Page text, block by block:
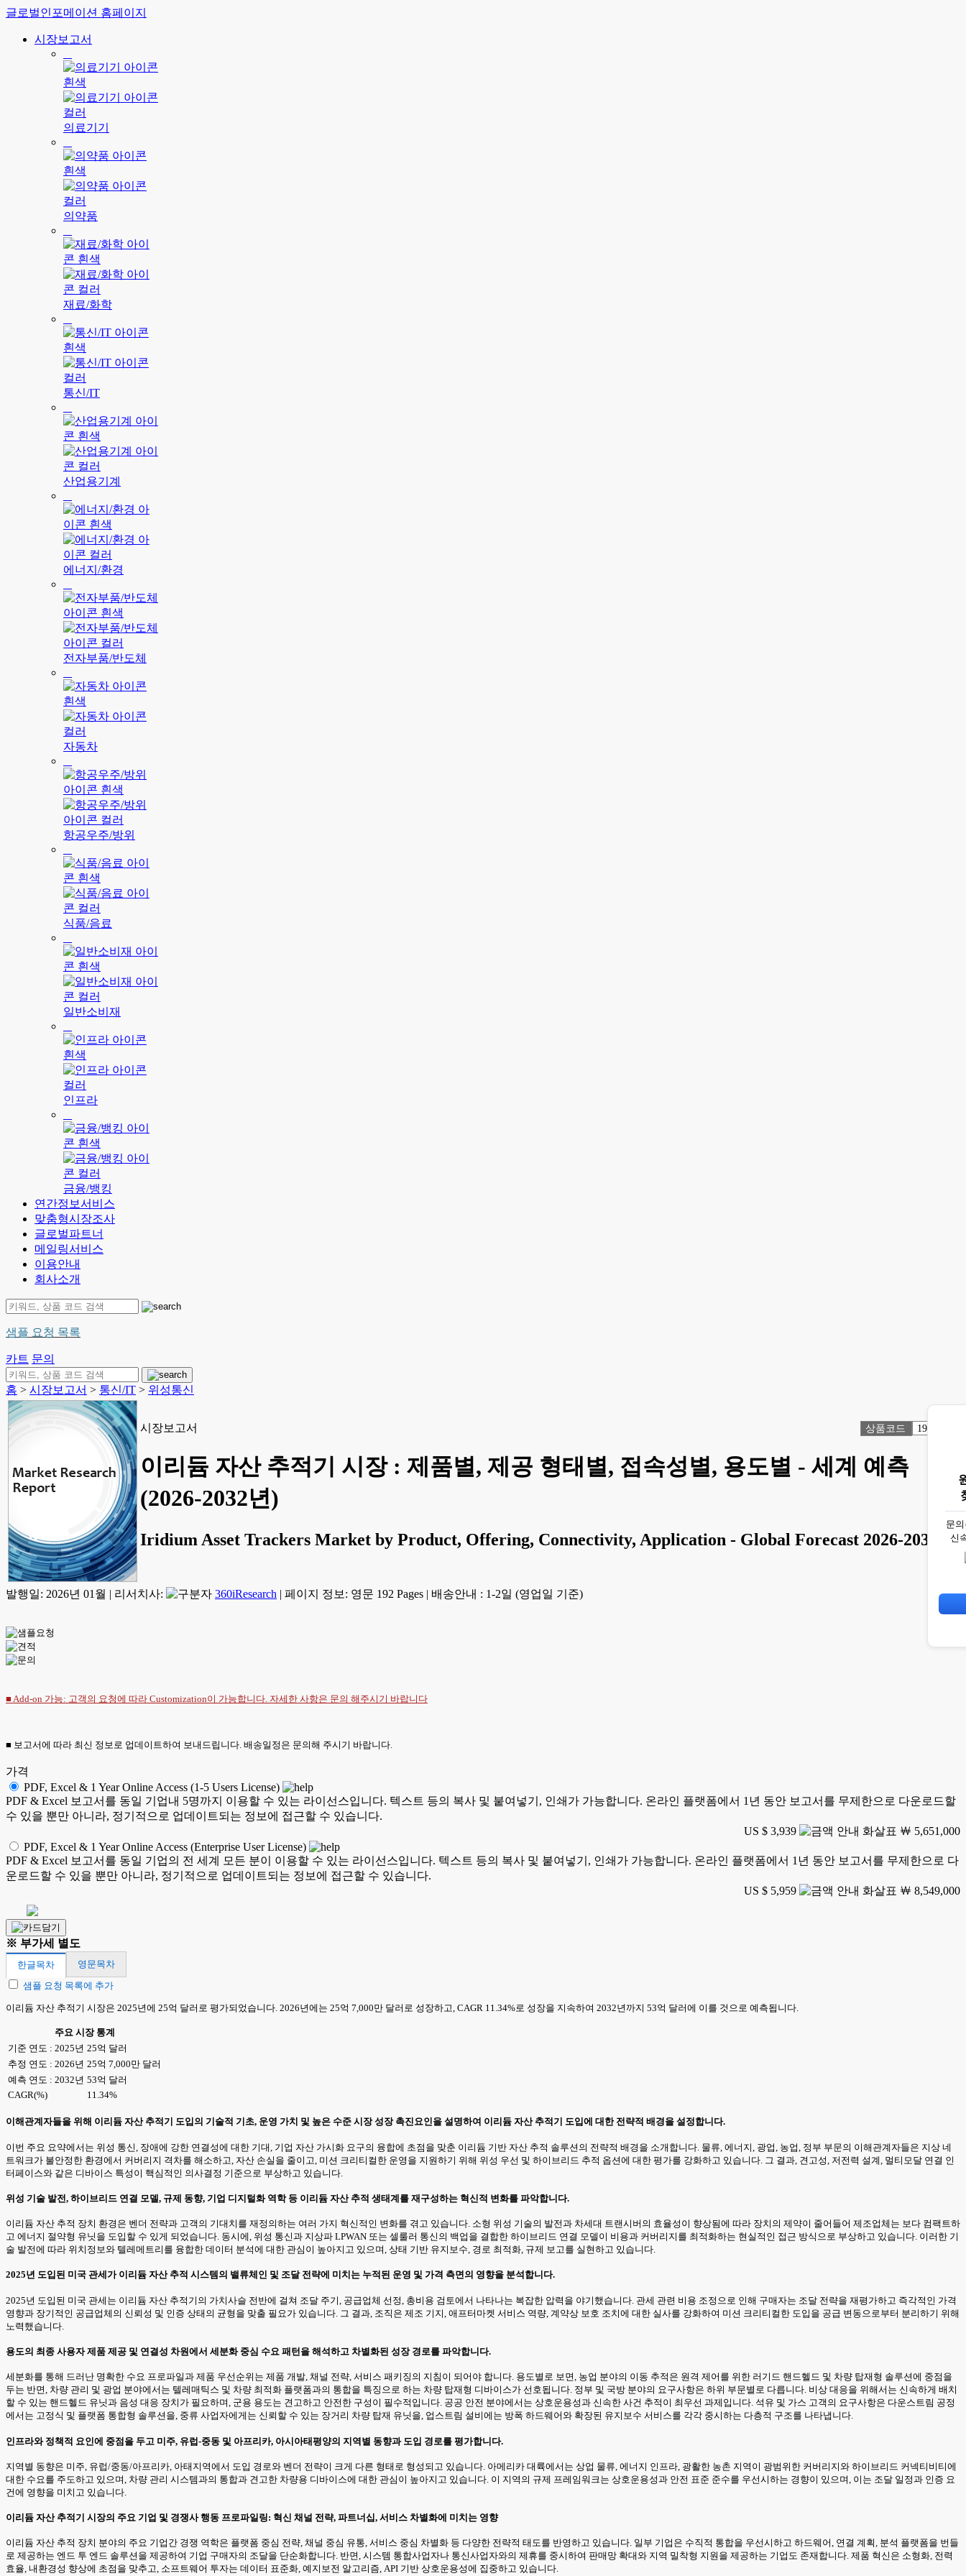
글로벌인포메이션 홈페이지
시장보고서
의료기기
의약품
재료/화학
통신/IT
산업용기계
에너지/환경
전자부품/반도체
자동차
항공우주/방위
식품/음료
일반소비재
인프라
금융/뱅킹
연간정보서비스
맞춤형시장조사
글로벌파트너
메일링서비스
이용안내
회사소개
샘플 요청 목록
카트 문의
홈 > 시장보고서 > 통신/IT > 위성통신
시장보고서 상품코드 1919494
이리듐 자산 추적기 시장 : 제품별, 제공 형태별, 접속성별, 용도별 - 세계 예측
(2026-2032년)
Iridium Asset Trackers Market by Product, Offering, Connectivity, Application - Global Forecast 2026-2032
발행일: 2026년 01월 | 리서치사: 360iResearch | 페이지 정보: 영문 192 Pages | 배송안내 : 1-2일 (영업일 기준)
■ Add-on 가능: 고객의 요청에 따라 Customization이 가능합니다. 자세한 사항은 문의 해주시기 바랍니다
■ 보고서에 따라 최신 정보로 업데이트하여 보내드립니다. 배송일정은 문의해 주시기 바랍니다.
가격
PDF, Excel & 1 Year Online Access (1-5 Users License)
PDF & Excel 보고서를 동일 기업내 5명까지 이용할 수 있는 라이선스입니다. 텍스트 등의 복사 및 붙여넣기, 인쇄가 가능합니다. 온라인 플랫폼에서 1년 동안 보고서를 무제한으로 다운로드할
수 있을 뿐만 아니라, 정기적으로 업데이트되는 정보에 접근할 수 있습니다.
US $ 3,939
￦ 5,651,000
PDF, Excel & 1 Year Online Access (Enterprise User License)
PDF & Excel 보고서를 동일 기업의 전 세계 모든 분이 이용할 수 있는 라이선스입니다. 텍스트 등의 복사 및 붙여넣기, 인쇄가 가능합니다. 온라인 플랫폼에서 1년 동안 보고서를 무제한으로 다
운로드할 수 있을 뿐만 아니라, 정기적으로 업데이트되는 정보에 접근할 수 있습니다.
US $ 5,959
￦ 8,549,000
※ 부가세 별도
한글목차
영문목차
샘플 요청 목록에 추가
이리듐 자산 추적기 시장은 2025년에 25억 달러로 평가되었습니다. 2026년에는 25억 7,000만 달러로 성장하고, CAGR 11.34%로 성장을 지속하여 2032년까지 53억 달러에 이를 것으로 예측됩니다.
주요 시장 통계
기준 연도 : 2025년 25억 달러
추정 연도 : 2026년 25억 7,000만 달러
예측 연도 : 2032년 53억 달러
CAGR(%)
11.34%
이해관계자들을 위해 이리듐 자산 추적기 도입의 기술적 기초, 운영 가치 및 높은 수준 시장 성장 촉진요인을 설명하여 이리듐 자산 추적기 도입에 대한 전략적 배경을 설정합니다.
이번 주요 요약에서는 위성 통신, 장애에 강한 연결성에 대한 기대, 기업 자산 가시화 요구의 융합에 초점을 맞춘 이리듐 기반 자산 추적 솔루션의 전략적 배경을 소개합니다. 물류, 에너지, 광업, 농업, 정부 부문의 이해관계자들은 지상 네
트워크가 불안정한 환경에서 커버리지 격차를 해소하고, 자산 손실을 줄이고, 미션 크리티컬한 운영을 지원하기 위해 위성 우선 및 하이브리드 추적 옵션에 대한 평가를 강화하고 있습니다. 그 결과, 견고성, 저전력 설계, 멀티모달 연결 인
터페이스와 같은 디바이스 특성이 핵심적인 의사결정 기준으로 부상하고 있습니다.
위성 기술 발전, 하이브리드 연결 모델, 규제 동향, 기업 디지털화 역학 등 이리듐 자산 추적 생태계를 재구성하는 혁신적 변화를 파악합니다.
이리듐 자산 추적 장치 환경은 벤더 전략과 고객의 기대치를 재정의하는 여러 가지 혁신적인 변화를 겪고 있습니다. 소형 위성 기술의 발전과 차세대 트랜시버의 효율성이 향상됨에 따라 장치의 제약이 줄어들어 제조업체는 보다 컴팩트하
고 에너지 절약형 유닛을 도입할 수 있게 되었습니다. 동시에, 위성 통신과 지상파 LPWAN 또는 셀룰러 통신의 백업을 결합한 하이브리드 연결 모델이 비용과 커버리지를 최적화하는 현실적인 접근 방식으로 부상하고 있습니다. 이러한 기
술 발전에 따라 위치정보와 텔레메트리를 융합한 데이터 분석에 대한 관심이 높아지고 있으며, 상태 기반 유지보수, 경로 최적화, 규제 보고를 실현하고 있습니다.
2025년 도입된 미국 관세가 이리듐 자산 추적 시스템의 밸류체인 및 조달 전략에 미치는 누적된 운영 및 가격 측면의 영향을 분석합니다.
2025년 도입된 미국 관세는 이리듐 자산 추적기의 가치사슬 전반에 걸쳐 조달 주기, 공급업체 선정, 총비용 검토에서 나타나는 복잡한 압력을 야기했습니다. 관세 관련 비용 조정으로 인해 구매자는 조달 전략을 재평가하고 즉각적인 가격
영향과 장기적인 공급업체의 신뢰성 및 인증 상태의 균형을 맞출 필요가 있습니다. 그 결과, 조직은 제조 기지, 애프터마켓 서비스 역량, 계약상 보호 조치에 대한 실사를 강화하여 미션 크리티컬한 도입을 공급 변동으로부터 분리하기 위해
노력했습니다.
용도의 최종 사용자 제품 제공 및 연결성 차원에서 세분화 중심 수요 패턴을 해석하고 차별화된 성장 경로를 파악합니다.
세분화를 통해 드러난 명확한 수요 프로파일과 제품 우선순위는 제품 개발, 채널 전략, 서비스 패키징의 지침이 되어야 합니다. 용도별로 보면, 농업 분야의 이동 추적은 원격 제어를 위한 러기드 핸드헬드 및 차량 탑재형 솔루션에 중점을
두는 반면, 차량 관리 및 광업 분야에서는 텔레매틱스 및 차량 최적화 플랫폼과의 통합을 특징으로 하는 차량 탑재형 디바이스가 선호됩니다. 정부 및 국방 분야의 요구사항은 하위 부문별로 다릅니다. 비상 대응을 위해서는 신속하게 배치
할 수 있는 핸드헬드 유닛과 음성 대응 장치가 필요하며, 군용 용도는 견고하고 안전한 구성이 필수적입니다. 공공 안전 분야에서는 상호운용성과 신속한 사건 추적이 최우선 과제입니다. 석유 및 가스 고객의 요구사항은 다운스트림 공정
에서는 고정식 및 플랫폼 통합형 솔루션을, 중류 사업자에게는 신뢰할 수 있는 장거리 차량 탑재 유닛을, 업스트림 설비에는 방폭 하드웨어와 확장된 유지보수 서비스를 각각 중시하는 다층적 구조를 나타냅니다.
인프라와 정책적 요인에 중점을 두고 미주, 유럽-중동 및 아프리카, 아시아태평양의 지역별 동향과 도입 경로를 평가합니다.
지역별 동향은 미주, 유럽/중동/아프리카, 아태지역에서 도입 경로와 벤더 전략이 크게 다른 형태로 형성되고 있습니다. 아메리카 대륙에서는 상업 물류, 에너지 인프라, 광활한 농촌 지역이 광범위한 커버리지와 하이브리드 커넥티비티에
대한 수요를 주도하고 있으며, 차량 관리 시스템과의 통합과 견고한 차량용 디바이스에 대한 관심이 높아지고 있습니다. 이 지역의 규제 프레임워크는 상호운용성과 안전 표준 준수를 우선시하는 경향이 있으며, 이는 조달 일정과 인증 요
건에 영향을 미치고 있습니다.
이리듐 자산 추적기 시장의 주요 기업 및 경쟁사 행동 프로파일링: 혁신 채널 전략, 파트너십, 서비스 차별화에 미치는 영향
이리듐 자산 추적 장치 분야의 주요 기업간 경쟁 역학은 플랫폼 중심 전략, 채널 중심 유통, 서비스 중심 차별화 등 다양한 전략적 태도를 반영하고 있습니다. 일부 기업은 수직적 통합을 우선시하고 하드웨어, 연결 계획, 분석 플랫폼을 번들
로 제공하는 엔드 투 엔드 솔루션을 제공하여 기업 구매자의 조달을 단순화합니다. 반면, 시스템 통합사업자나 통신사업자와의 제휴를 중시하여 판매망 확대와 지역 밀착형 지원을 제공하는 기업도 존재합니다. 제품 혁신은 소형화, 전력
효율, 내환경성 향상에 초점을 맞추고, 소프트웨어 투자는 데이터 표준화, 예지보전 알고리즘, API 기반 상호운용성에 집중하고 있습니다.
문
신